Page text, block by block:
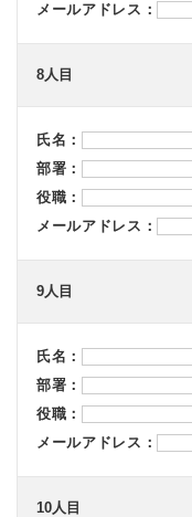
メールアドレス：
8人目
氏名：
部署：
役職：
メールアドレス：
9人目
氏名：
部署：
役職：
メールアドレス：
10人目